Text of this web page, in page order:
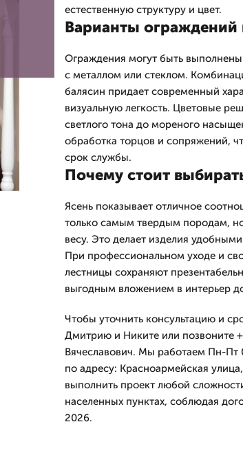
естественную структуру и цвет.
Варианты ограждений
Ограждения могут быть
с металлом или стеклом.
балясин придает современный
визуальную легкость. Цветовые
светлого тона до мореного
обработка торцов и сопряжений,
срок службы.
Почему стоит
Ясень показывает отличное
только самым твердым породам,
весу. Это делает изделия
При профессиональном уходе и
лестницы сохраняют
выгодным вложением в интерьер
Чтобы уточнить консультацию и
Дмитрию и Никите или позвоните
Вячеславович. Мы работаем Пн-
по адресу: Красноармейская
выполнить проект любой
населенных пунктах, соблюдая
2026.